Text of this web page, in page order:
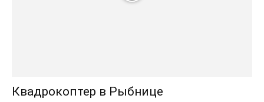
Квадрокоптер в Рыбнице